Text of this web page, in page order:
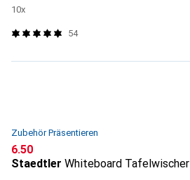
10x
54
Zubehör Präsentieren
CHF
6.50
Staedtler Whiteboard Tafelwischer